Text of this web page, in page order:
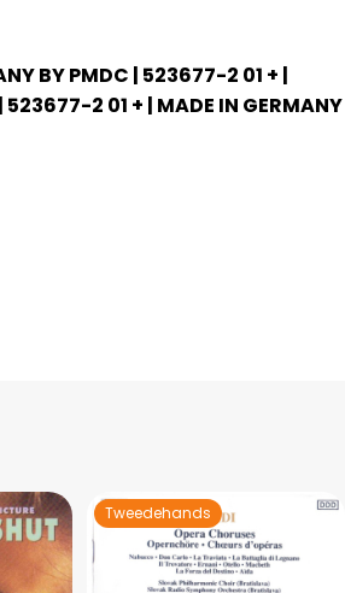
BY PMDC | 523677-2 01 + |
523677-2 01 + | MADE IN GERMANY
Tweedehands